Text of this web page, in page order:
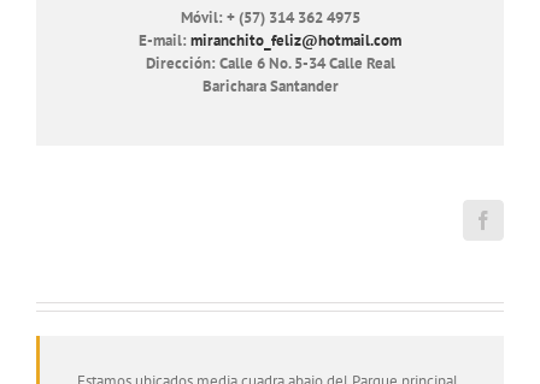
Móvil: + (57) 314 362 4975
E-mail: miranchito_feliz@hotmail.com
Dirección: Calle 6 No. 5-34 Calle Real
Barichara Santander